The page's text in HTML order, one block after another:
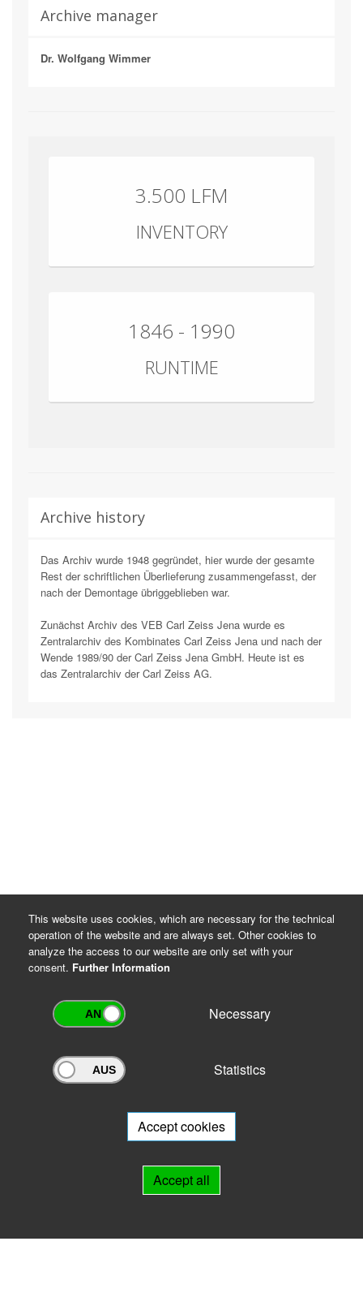
Archive manager
Dr. Wolfgang Wimmer
3.500 LFM
INVENTORY
1846 - 1990
RUNTIME
Archive history
Das Archiv wurde 1948 gegründet, hier wurde der gesamte
Rest der schriftlichen Überlieferung zusammengefasst, der
nach der Demontage übriggeblieben war.
Zunächst Archiv des VEB Carl Zeiss Jena wurde es
Zentralarchiv des Kombinates Carl Zeiss Jena und nach der
Wende 1989/90 der Carl Zeiss Jena GmbH. Heute ist es
das Zentralarchiv der Carl Zeiss AG.
Archivportal Thüringen
will be happy to advise you.
This website uses cookies, which are necessary for the technical
operation of the website and are always set. Other cookies to
analyze the access to our website are only set with your
consent. Further Information
Necessary
Statistics
Accept cookies
Accept all